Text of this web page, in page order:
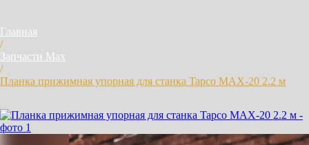
Главная
/
Запчасти Max
/
Планка прижимная упорная для станка Tapco MAX-20 2.2 м